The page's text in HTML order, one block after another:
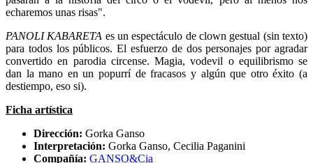
echaremos unas risas".
PANOLI KABARETA es un espectáculo de clown gestual (sin texto)
para todos los públicos. El esfuerzo de dos personajes por agradar
convertido en parodia circense. Magia, vodevil o equilibrismo se
dan la mano en un popurrí de fracasos y algún que otro éxito (a
destiempo, eso si).
Ficha artística
Dirección: Gorka Ganso
Interpretación: Gorka Ganso, Cecilia Paganini
Compañía: GANSO&Cia